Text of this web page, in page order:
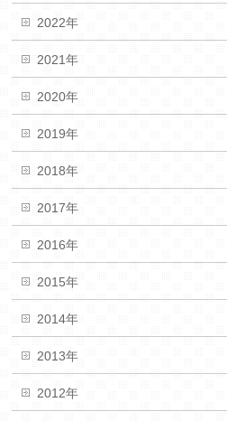
2022年
2021年
2020年
2019年
2018年
2017年
2016年
2015年
2014年
2013年
2012年